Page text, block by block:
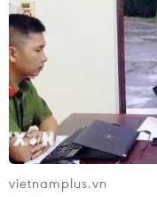
Theo dõi VietnamPlus
vietnamplus.vn